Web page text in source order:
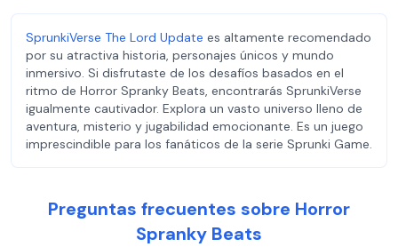
SprunkiVerse The Lord Update es altamente recomendado
por su atractiva historia, personajes únicos y mundo
inmersivo. Si disfrutaste de los desafíos basados en el
ritmo de Horror Spranky Beats, encontrarás SprunkiVerse
igualmente cautivador. Explora un vasto universo lleno de
aventura, misterio y jugabilidad emocionante. Es un juego
imprescindible para los fanáticos de la serie Sprunki Game.
Preguntas frecuentes sobre Horror
Spranky Beats